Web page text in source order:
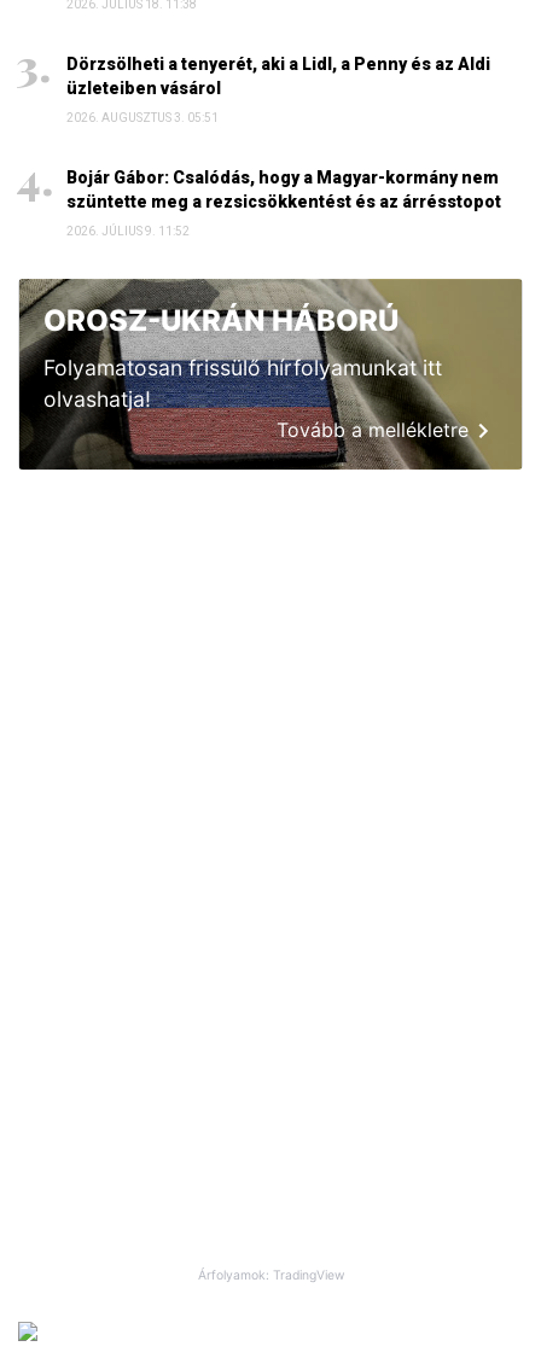
2026. JÚLIUS 18. 11:38
Dörzsölheti a tenyerét, aki a Lidl, a Penny és az Aldi
üzleteiben vásárol
2026. AUGUSZTUS 3. 05:51
Bojár Gábor: Csalódás, hogy a Magyar-kormány nem
szüntette meg a rezsicsökkentést és az árrésstopot
2026. JÚLIUS 9. 11:52
OROSZ-UKRÁN HÁBORÚ
Folyamatosan frissülő hírfolyamunkat itt
olvashatja!
Tovább a mellékletre
Árfolyamok: TradingView